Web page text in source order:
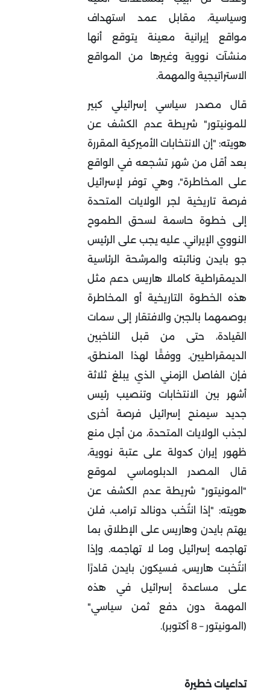
وسياسية، مقابل عمد استهداف
مواقع إيرانية معينة يتوقع أنها
منشآت نووية وغيرها من المواقع
الاستراتيجية والمهمة.
قال مصدر سياسي إسرائيلي كبير
للمونيتور" شريطة عدم الكشف عن
هويته: "إن الانتخابات الأميركية المقررة
بعد أقل من شهر تشجعه في الواقع
على المخاطرة"، وهي توفر لإسرائيل
فرصة تاريخية لجر الولايات المتحدة
إلى خطوة حاسمة لسحق الطموح
النووي الإيراني. عليه يجب على الرئيس
جو بايدن ونائبته والمرشحة الرئاسية
الديمقراطية كامالا هاريس دعم مثل
هذه الخطوة التاريخية أو المخاطرة
بوصمهما بالجبن والافتقار إلى سمات
القيادة، حتى من قبل الناخبين
الديمقراطيين. ووفقًا لهذا المنطق،
فإن الفاصل الزمني الذي يبلغ ثلاثة
أشهر بين الانتخابات وتنصيب رئيس
جديد سيمنح إسرائيل فرصة أخرى
لجذب الولايات المتحدة، من أجل منع
ظهور إيران كدولة على عتبة نووية،
قال المصدر الدبلوماسي لموقع
"المونيتور" شريطة عدم الكشف عن
هويته: "إذا انتُخب دونالد ترامب، فلن
يهتم بايدن وهاريس على الإطلاق بما
تهاجمه إسرائيل وما لا تهاجمه. وإذا
انتُخبت هاريس، فسيكون بايدن قادرًا
على مساعدة إسرائيل في هذه
المهمة دون دفع ثمن سياسي"
(المونيتور – 8 أكتوبر).
تداعيات خطيرة